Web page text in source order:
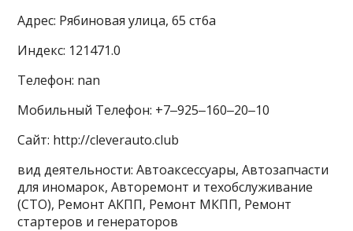
Адрес: Рябиновая улица, 65 ст6а
Индекс: 121471.0
Телефон: nan
Мобильный Телефон: +7‒925‒160‒20‒10
Сайт: http://cleverauto.club
вид деятельности: Автоаксессуары, Автозапчасти
для иномарок, Авторемонт и техобслуживание
(СТО), Ремонт АКПП, Ремонт МКПП, Ремонт
стартеров и генераторов